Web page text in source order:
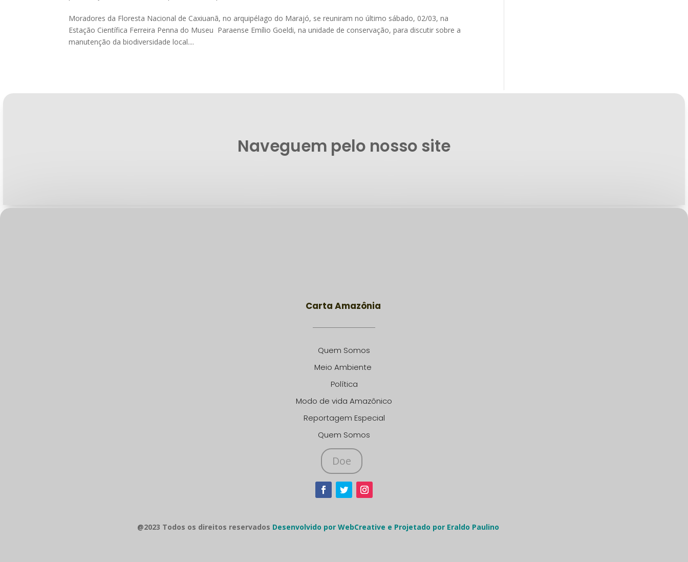
Moradores da Floresta Nacional de Caxiuanã, no arquipélago do Marajó, se reuniram no último sábado, 02/03, na
Estação Científica Ferreira Penna do Museu Paraense Emílio Goeldi, na unidade de conservação, para discutir sobre a
manutenção da biodiversidade local....
Naveguem pelo nosso site
Carta Amazônia
Quem Somos
Meio Ambiente
Política
Modo de vida Amazônico
Reportagem Especial
Quem Somos
Doe
@2023 Todos os direitos reservados Desenvolvido por WebCreative e Projetado por Eraldo Paulino